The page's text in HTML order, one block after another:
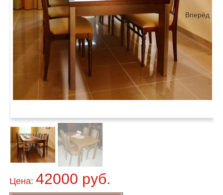
Вперёд
Цена: 42000 руб.